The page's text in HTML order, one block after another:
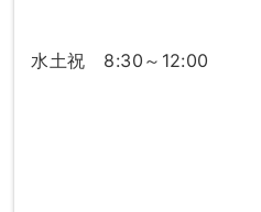
水土祝 8:30～12:00